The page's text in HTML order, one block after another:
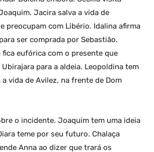
Jacira salva a vida de
preocupam com Libério. Idalina afirma
ser comprada por Sebastião.
fica eufórica com o presente que
para a aldeia. Leopoldina tem
vida de Avilez, na frente de Dom
o incidente. Joaquim tem uma ideia
teme por seu futuro. Chalaça
Anna ao dizer que trará os